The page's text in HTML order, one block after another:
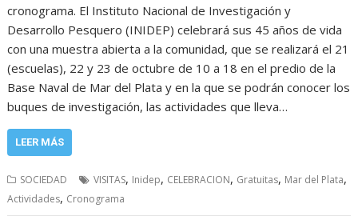
cronograma. El Instituto Nacional de Investigación y
Desarrollo Pesquero (INIDEP) celebrará sus 45 años de vida
con una muestra abierta a la comunidad, que se realizará el 21
(escuelas), 22 y 23 de octubre de 10 a 18 en el predio de la
Base Naval de Mar del Plata y en la que se podrán conocer los
buques de investigación, las actividades que lleva…
LEER MÁS
SOCIEDAD VISITAS, Inidep, CELEBRACION, Gratuitas, Mar del Plata,
Actividades, Cronograma